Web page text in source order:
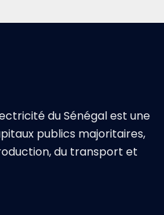
du Sénégal est une
publics majoritaires,
du transport et